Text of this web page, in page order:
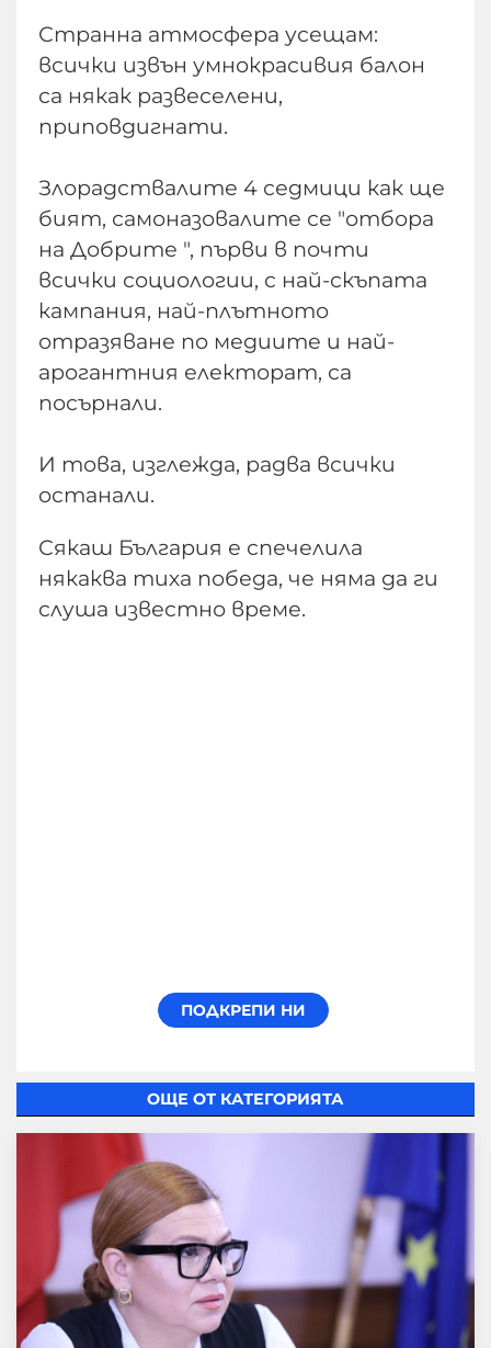
Странна атмосфера усещам:
всички извън умнокрасивия балон
са някак развеселени,
приповдигнати.
Злорадствалите 4 седмици как ще
бият, самоназовалите се "отбора
на Добрите ", първи в почти
всички социологии, с най-скъпата
кампания, най-плътното
отразяване по медиите и най-
арогантния електорат, са
посърнали.
И това, изглежда, радва всички
останали.
Сякаш България е спечелила
някаква тиха победа, че няма да ги
слуша известно време.
ОЩЕ ОТ КАТЕГОРИЯТА